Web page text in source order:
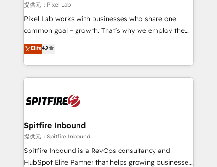
and project. Dedicated HubSpot teams combine all
skills for HubSpot projects from strategy to
implementation and training. Skilled in-house
complex API integrations with external platforms.
Working from several campuses across Belgium, The
such as Brussels Airport, Volvo, Farmaline, Agilitas,
Streamz and Michelin.
提供元：Pixel Lab
Pixel Lab works with businesses who share one
common goal – growth. That’s why we employ the
latest innovations in disruptive technology in our
approach to web design, sales enablement and
inbound marketing that deliver month-on-month
growth for our client's businesses. These methods
exactly where your marketing budget is being used
and overall revenue to a level not feasible with
traditional methods. If you’re a frustrated marketing
manager or business owner sick of wasting budget
with generic agencies and their outdated methods,
Elite4.9
Spitfire Inbound
提供元：Spitfire Inbound
Spitfire Inbound is a RevOps consultancy and
HubSpot Elite Partner that helps growing businesses